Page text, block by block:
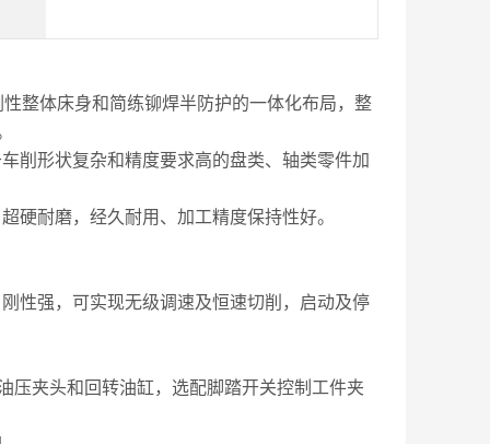
整体床身和简练铆焊半防护的一体化布局，整
削形状复杂和精度要求高的盘类、轴类零件加
硬耐磨，经久耐用、加工精度保持性好。
性强，可实现无级调速及恒速切削，启动及停
压夹头和回转油缸，选配脚踏开关控制工件夹